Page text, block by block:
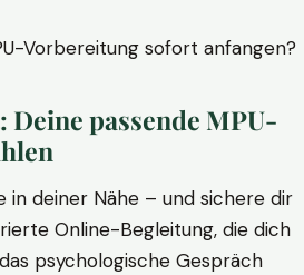
Vorbereitung sofort anfangen?
passende MPU-
in deiner Nähe – und sichere dir
Online-Begleitung, die dich
psychologische Gespräch